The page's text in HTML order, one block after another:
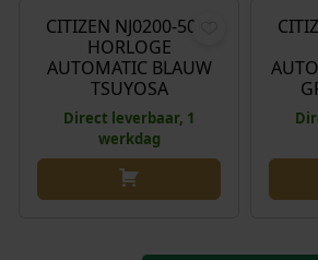
CITIZEN NJ0200-50M
HORLOGE
AUTOMATIC BLAUW
TSUYOSA
Direct leverbaar, 1
werkdag